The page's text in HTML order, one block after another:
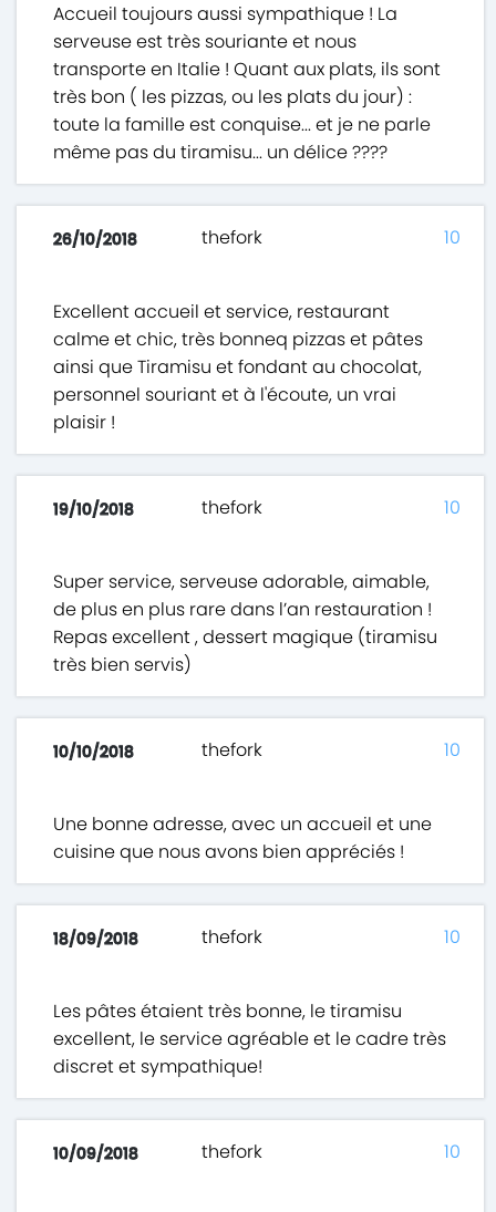
Accueil toujours aussi sympathique ! La
serveuse est très souriante et nous
transporte en Italie ! Quant aux plats, ils sont
très bon ( les pizzas, ou les plats du jour) :
toute la famille est conquise... et je ne parle
même pas du tiramisu... un délice ????
26/10/2018 thefork
Excellent accueil et service, restaurant
calme et chic, très bonneq pizzas et pâtes
ainsi que Tiramisu et fondant au chocolat,
personnel souriant et à l'écoute, un vrai
plaisir !
10
19/10/2018 thefork
Super service, serveuse adorable, aimable,
de plus en plus rare dans l’an restauration !
Repas excellent , dessert magique (tiramisu
très bien servis)
10
10/10/2018 thefork
Une bonne adresse, avec un accueil et une
cuisine que nous avons bien appréciés !
10
18/09/2018 thefork
Les pâtes étaient très bonne, le tiramisu
excellent, le service agréable et le cadre très
discret et sympathique!
10
10/09/2018 thefork 10